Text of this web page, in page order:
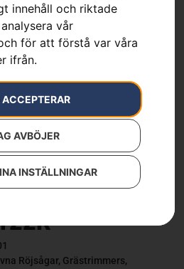
innehåll och riktade
vår
för att förstå var våra
ifrån.
AVBÖJER
INSTÄLLNINGAR
Röjsågar, Grästrimmers,